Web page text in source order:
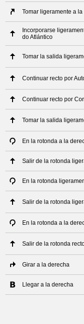
Tomar ligeramente a
Incorporarse
do Atlántico
Tomar la salida
Continuar recto por
Continuar recto por
Tomar la salida
En la rotonda a la
Salir de la rotonda
En la rotonda
Salir de la rotonda
En la rotonda a la
Salir de la rotonda
Girar a la derecha
Llegar a la derecha